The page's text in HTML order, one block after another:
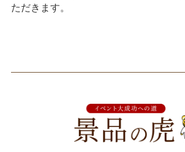
ただきます。